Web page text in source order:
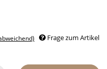
Frage zum Artikel